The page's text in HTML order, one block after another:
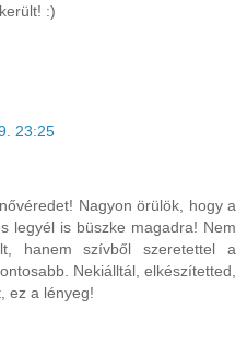
:)
23:25
Nagyon örülök, hogy a
legyél is büszke magadra! Nem
hanem szívből szeretettel a
Nekiálltál, elkészítetted,
ez a lényeg!